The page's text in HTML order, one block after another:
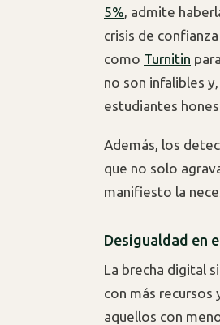
5%, admite
crisis de
como Turnitin
no son infalibles
estudiantes
Además, los
que no solo
manifiesto la
Desigualdad en
La brecha digital
con más recursos
aquellos con